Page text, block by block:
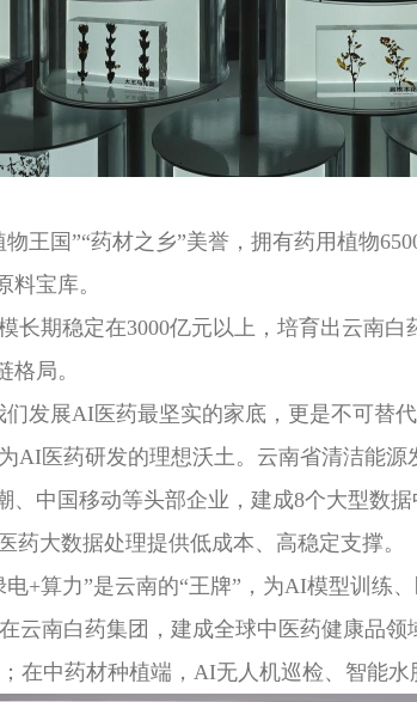
王国”“药材之乡”美誉，拥有药用植物
宝库。
长期稳定在3000亿元以上，培育出云南
局。
发展AI医药最坚实的家底，更是不可替
AI医药研发的理想沃土。云南省清洁能
、中国移动等头部企业，建成8个大型数
大数据处理提供低成本、高稳定支撑。
+算力”是云南的“王牌”，为AI模型训练
云南白药集团，建成全球中医药健康品
在中药材种植端，AI无人机巡检、智能